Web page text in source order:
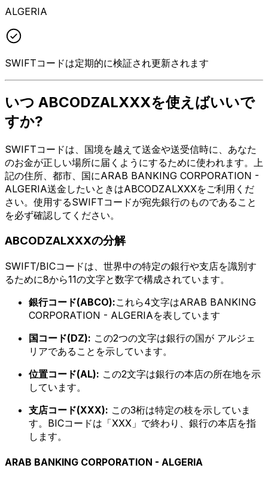
ALGERIA
SWIFTコードは定期的に検証され更新されます
いつ ABCODZALXXXを使えばいいで
すか?
SWIFTコードは、国境を越えて送金や送受信時に、あなた
のお金が正しい場所に届くようにするために使われます。上
記の住所、都市、国にARAB BANKING CORPORATION -
ALGERIA送金したいときはABCODZALXXXをご利用くだ
さい。使用するSWIFTコードが宛先銀行のものであること
を必ず確認してください。
ABCODZALXXXの分解
SWIFT/BICコードは、世界中の特定の銀行や支店を識別す
るために8から11の文字と数字で構成されています。
銀行コード(ABCO):これら4文字はARAB BANKING
CORPORATION - ALGERIAを表しています
国コード(DZ): この2つの文字は銀行の国が アルジェ
リアであることを示しています。
位置コード(AL): この2文字は銀行の本店の所在地を示
しています。
支店コード(XXX): この3桁は特定の枝を示していま
す。BICコードは「XXX」で終わり、銀行の本店を指
します。
ARAB BANKING CORPORATION - ALGERIA